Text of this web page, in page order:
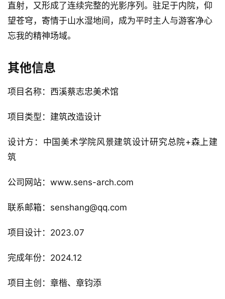
直射，又形成了连续完整的光影序列。驻足于内院，仰
望苍穹，寄情于山水湿地间，成为平时主人与游客净心
忘我的精神场域。
其他信息
项目名称：西溪蔡志忠美术馆
项目类型：建筑改造设计
设计方：中国美术学院风景建筑设计研究总院+森上建
筑
公司网站：www.sens-arch.com
联系邮箱：senshang@qq.com
项目设计：2023.07
完成年份：2024.12
项目主创：章楷、章钧添